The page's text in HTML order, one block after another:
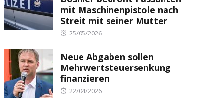
mit Maschinenpistole nach
Streit mit seiner Mutter
Posted
25/05/2026
Neue Abgaben sollen
Mehrwertsteuersenkung
finanzieren
Posted
22/04/2026